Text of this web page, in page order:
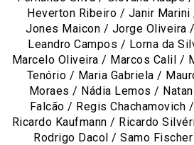
Heverton Ribeiro / Janir
Jones Maicon / Jorge Oliveira
Leandro Campos / Lorna da
Marcelo Oliveira / Marcos Calil /
Tenório / Maria Gabriela /
Moraes / Nádia Lemos /
Falcão / Regis Chachamovich
Ricardo Kaufmann / Ricardo
Rodrigo Dacol / Samo